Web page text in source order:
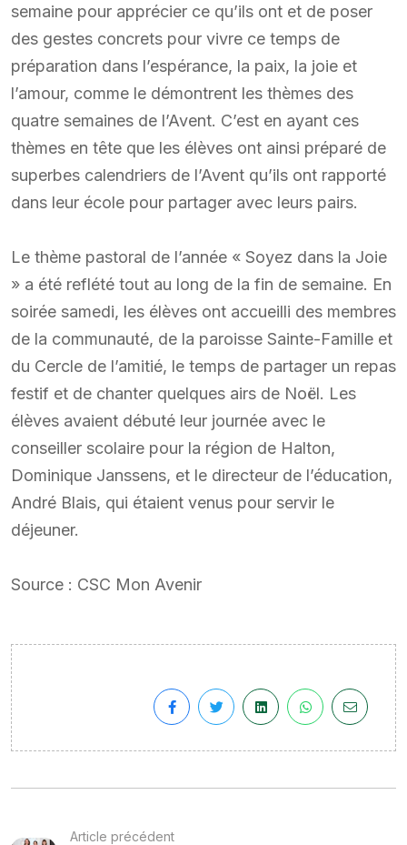
semaine pour apprécier ce qu’ils ont et de poser
des gestes concrets pour vivre ce temps de
préparation dans l’espérance, la paix, la joie et
l’amour, comme le démontrent les thèmes des
quatre semaines de l’Avent. C’est en ayant ces
thèmes en tête que les élèves ont ainsi préparé de
superbes calendriers de l’Avent qu’ils ont rapporté
dans leur école pour partager avec leurs pairs.
Le thème pastoral de l’année « Soyez dans la Joie
» a été reflété tout au long de la fin de semaine. En
soirée samedi, les élèves ont accueilli des membres
de la communauté, de la paroisse Sainte-Famille et
du Cercle de l’amitié, le temps de partager un repas
festif et de chanter quelques airs de Noël. Les
élèves avaient débuté leur journée avec le
conseiller scolaire pour la région de Halton,
Dominique Janssens, et le directeur de l’éducation,
André Blais, qui étaient venus pour servir le
déjeuner.
Source : CSC Mon Avenir
Article précédent